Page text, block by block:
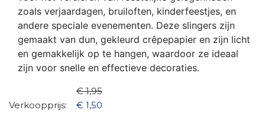
zoals verjaardagen, bruiloften, kinderfeestjes, en
andere speciale evenementen. Deze slingers zijn
gemaakt van dun, gekleurd crêpepapier en zijn licht
en gemakkelijk op te hangen, waardoor ze ideaal
zijn voor snelle en effectieve decoraties.
€ 1,95
Verkoopprijs:
€ 1,50